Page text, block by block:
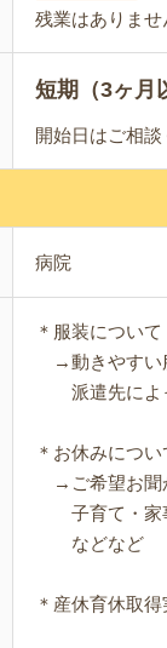
残業はありませ
短期（3ヶ月
開始日はご相
病院
＊服装について
→動きやすい
派遣先によ
＊お休みについ
→ご希望お聞
子育て・家
などなど
＊産休育休取得